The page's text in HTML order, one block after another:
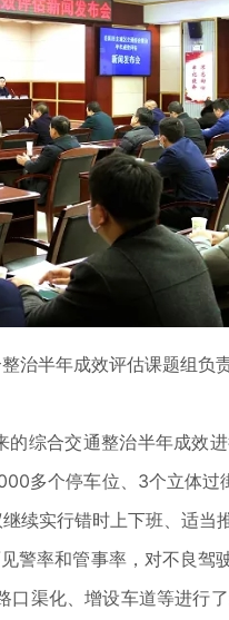
治半年成效评估课题组负
综合交通整治半年成效
多个停车位、3个立体过
续实行错时上下班、适
警率和管事率，对不良
渠化、增设车道等进行